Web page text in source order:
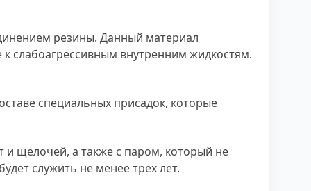
резины. Данный материал
слабоагрессивным внутренним жидкостям.
специальных присадок, которые
и щелочей, а также с паром, который не
служить не менее трех лет.